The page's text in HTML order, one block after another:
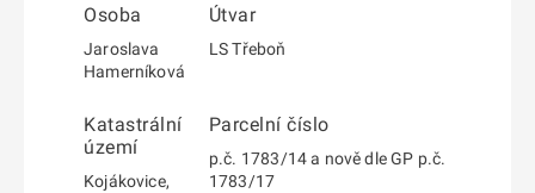
Osoba
Jaroslava
Hamerníková
Útvar
LS Třeboň
Katastrální
území
Kojákovice,
Parcelní číslo
p.č. 1783/14 a nově dle GP p.č.
1783/17